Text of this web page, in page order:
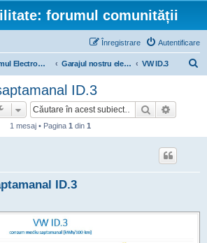
forumul comunității
Autentificare
Înregistrare
Forumul Electromobilitate Garajul nostru electric VW ID.3
ID.3
Căutare
1 mesaj • Pagina 1 din 1
ID.3